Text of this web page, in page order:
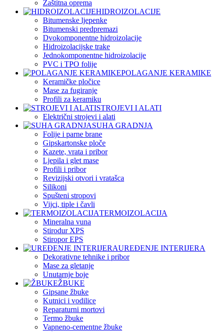
Zaštitna oprema
HIDROIZOLACIJE
Bitumenske ljepenke
Bitumenski predpremazi
Dvokomponentne hidroizolacije
Hidroizolacijske trake
Jednokomponentne hidroizolacije
PVC i TPO folije
POLAGANJE KERAMIKE
Keramičke pločice
Mase za fugiranje
Profili za keramiku
STROJEVI I ALATI
Električni strojevi i alati
SUHA GRADNJA
Folije i parne brane
Gipskartonske ploče
Kazete, vrata i pribor
Ljepila i glet mase
Profili i pribor
Revizijski otvori i vratašca
Silikoni
Spušteni stropovi
Vijci, tiple i čavli
TERMOIZOLACIJA
Mineralna vuna
Stirodur XPS
Stiropor EPS
UREĐENJE INTERIJERA
Dekorativne tehnike i pribor
Mase za gletanje
Unutarnje boje
ŽBUKE
Gipsane žbuke
Kutnici i vodilice
Reparaturni mortovi
Termo žbuke
Vapneno-cementne žbuke